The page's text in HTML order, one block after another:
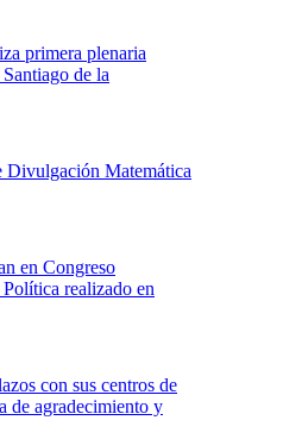
primera plenaria
de la
Divulgación Matemática
en Congreso
realizado en
con sus centros de
de agradecimiento y